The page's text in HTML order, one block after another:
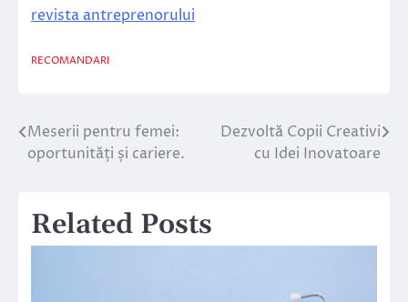
revista antreprenorului
RECOMANDARI
Navigare
în
Meserii pentru femei:
oportunități și cariere.
Dezvoltă Copii Creativi
cu Idei Inovatoare
Related Posts